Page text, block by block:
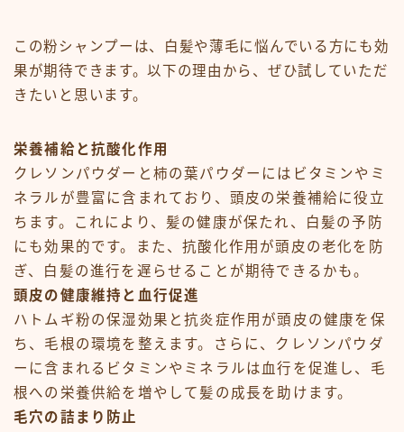
この粉シャンプーは、白髪や薄毛に悩んでいる方にも効
果が期待できます。以下の理由から、ぜひ試していただ
きたいと思います。
栄養補給と抗酸化作用
クレソンパウダーと柿の葉パウダーにはビタミンやミ
ネラルが豊富に含まれており、頭皮の栄養補給に役立
ちます。これにより、髪の健康が保たれ、白髪の予防
にも効果的です。また、抗酸化作用が頭皮の老化を防
ぎ、白髪の進行を遅らせることが期待できるかも。
頭皮の健康維持と血行促進
ハトムギ粉の保湿効果と抗炎症作用が頭皮の健康を保
ち、毛根の環境を整えます。さらに、クレソンパウダ
ーに含まれるビタミンやミネラルは血行を促進し、毛
根への栄養供給を増やして髪の成長を助けます。
毛穴の詰まり防止